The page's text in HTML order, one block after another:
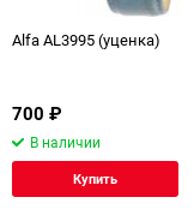
Alfa AL3995 (уценка)
700 ₽
В наличии
Купить